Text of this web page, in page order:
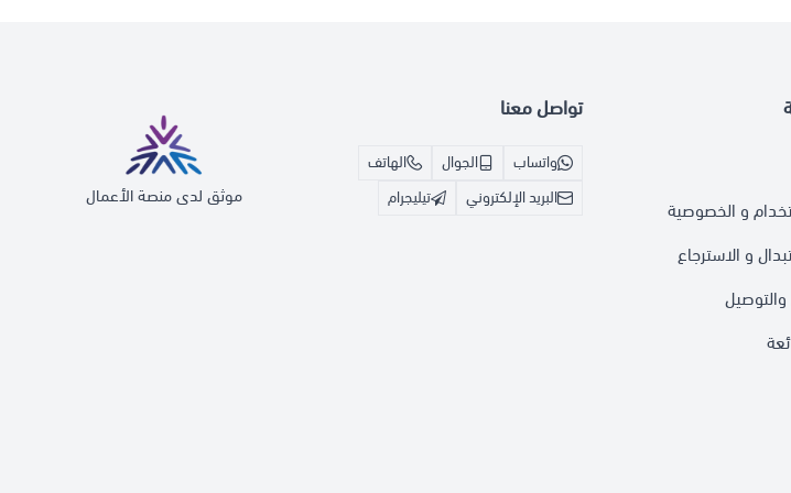
و الخصوصية
و الاسترجاع
تواصل معنا
واتساب الجوال
الهاتف
البريد الإلكتروني
تيليجرام موثق لدى منصة الأعمال